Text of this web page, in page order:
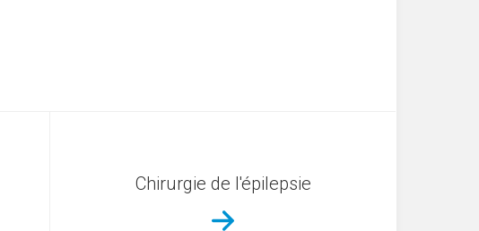
Chirurgie de l'épilepsie